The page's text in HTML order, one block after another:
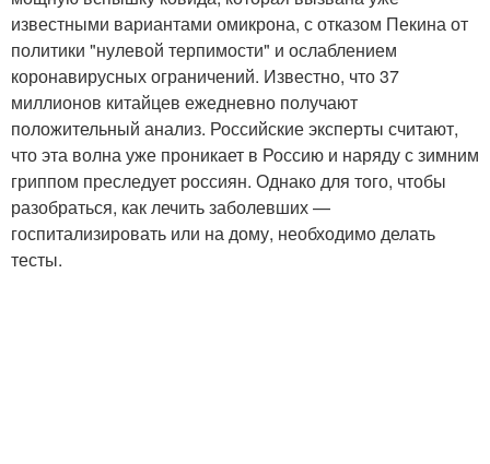
известными вариантами омикрона, с отказом Пекина от
политики "нулевой терпимости" и ослаблением
коронавирусных ограничений. Известно, что 37
миллионов китайцев ежедневно получают
положительный анализ. Российские эксперты считают,
что эта волна уже проникает в Россию и наряду с зимним
гриппом преследует россиян. Однако для того, чтобы
разобраться, как лечить заболевших —
госпитализировать или на дому, необходимо делать
тесты.